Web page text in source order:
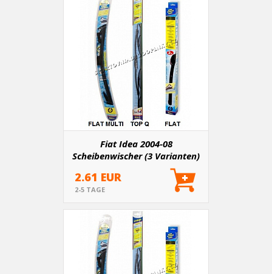
Fiat Idea 2004-08
Scheibenwischer (3 Varianten)
2.61 EUR
2-5 TAGE